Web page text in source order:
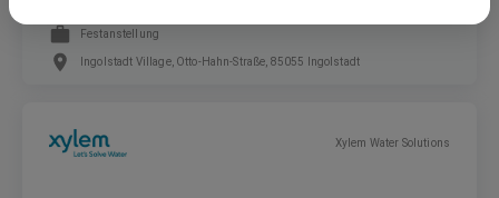
Festanstellung
Ingolstadt Village, Otto-Hahn-Straße, 85055 Ingolstadt
Xylem Water Solutions